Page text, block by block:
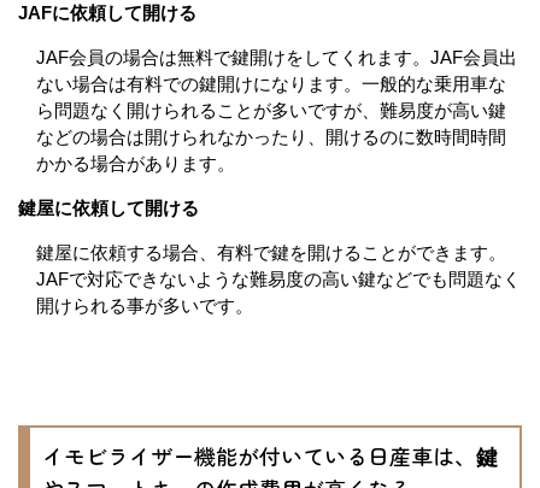
JAFに依頼して開ける
JAF会員の場合は無料で鍵開けをしてくれます。JAF会員出
ない場合は有料での鍵開けになります。一般的な乗用車な
ら問題なく開けられることが多いですが、難易度が高い鍵
などの場合は開けられなかったり、開けるのに数時間時間
かかる場合があります。
鍵屋に依頼して開ける
鍵屋に依頼する場合、有料で鍵を開けることができます。
JAFで対応できないような難易度の高い鍵などでも問題なく
開けられる事が多いです。
イモビライザー機能が付いている日産車は、鍵